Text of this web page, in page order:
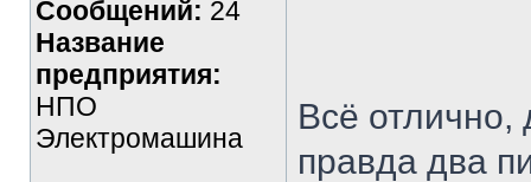
Сообщений: 24
Название
предприятия:
НПО
Электромашина
Всё отлично,
правда два